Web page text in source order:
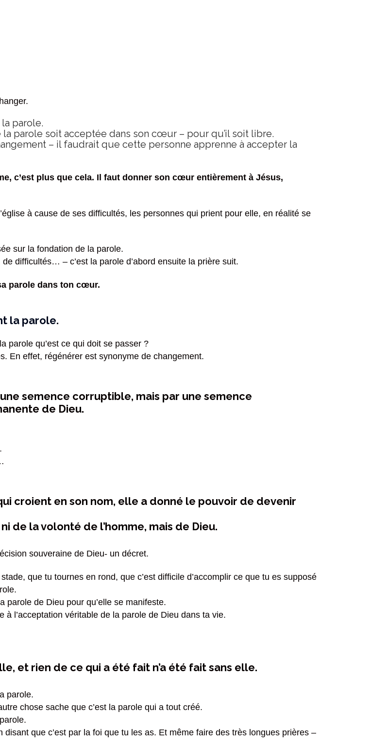
parole.
parole soit acceptée dans son cœur – pour qu’il soit libre.
– il faudrait que cette personne apprenne à accepter la
c’est plus que cela. Il faut donner son cœur entièrement à Jésus,
à cause de ses difficultés, les personnes qui prient pour elle, en réalité se
sur la fondation de la parole.
difficultés… – c’est la parole d’abord ensuite la prière suit.
parole dans ton cœur.
la parole.
parole qu’est ce qui doit se passer ?
En effet, régénérer est synonyme de changement.
semence corruptible, mais par une semence
de Dieu.
croient en son nom, elle a donné le pouvoir de devenir
de la volonté de l’homme, mais de Dieu.
souveraine de Dieu- un décret.
que tu tournes en rond, que c’est difficile d’accomplir ce que tu es supposé
de Dieu pour qu’elle se manifeste.
l’acceptation véritable de la parole de Dieu dans ta vie.
et rien de ce qui a été fait n’a été fait sans elle.
parole.
chose sache que c’est la parole qui a tout créé.
que c’est par la foi que tu les as. Et même faire des très longues prières –